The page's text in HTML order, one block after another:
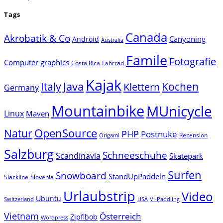
Tags
Akrobatik & Co Android Australia Canada Canyoning
Computer graphics Costa Rica Fahrrad Famile Fotografie
Germany Italy Java Kajak Klettern Kochen
Linux Maven MountainbikeMUnicycle
NaturOpenSource Origami PHP Postnuke Rezension
SalzburgScandinavia Schneeschuhe Skatepark
Slackline Slovenia Snowboard StandUpPaddeln Surfen
Switzerland Ubuntu Urlaubstrip USA VI-Paddling Video
Vietnam Wordpress Zipflbob Österreich